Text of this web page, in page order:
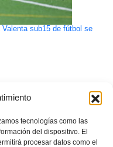
tecnologías como las
del dispositivo. El
procesar datos como el
sub15 de fútbol se